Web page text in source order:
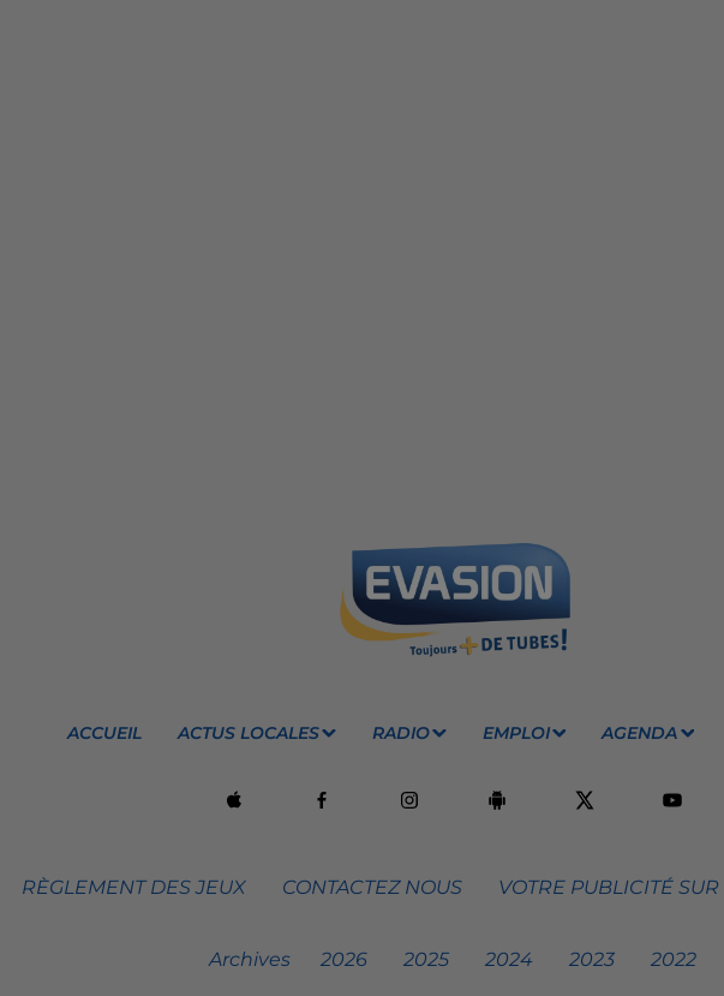
ACCUEIL ACTUS LOCALES RADIO EMPLOI AGENDA
RÈGLEMENT DES JEUX CONTACTEZ NOUS VOTRE PUBLICITÉ
Archives 2026 2025 2024 2023 2022